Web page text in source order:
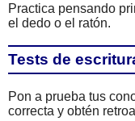
Practica pensando
el dedo o el ratón.
Tests de
Pon a prueba tus
correcta y obtén